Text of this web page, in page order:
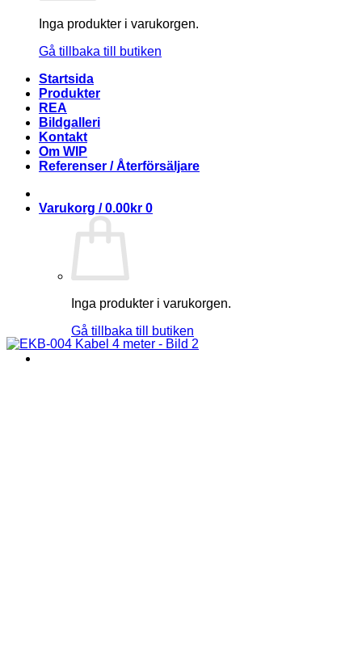
Inga produkter i varukorgen.
Gå tillbaka till butiken
Startsida
Produkter
REA
Bildgalleri
Kontakt
Om WIP
Referenser / Återförsäljare
Varukorg /0.00kr 0
Inga produkter i varukorgen.
Gå tillbaka till butiken